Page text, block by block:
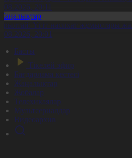
20:11
Үгіт-насихат жұмыстары
20:01
Басты
Тікелей эфир
Бағдарлама кестесі
Жаңалықтар
Жобалар
Телехикаялар
Мультсериалдар
Видеоархив